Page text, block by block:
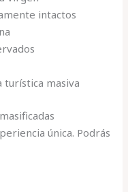
intactos
turística masiva
única. Podrás